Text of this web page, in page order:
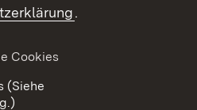
Erklärung zur
.
Cookies
(Siehe